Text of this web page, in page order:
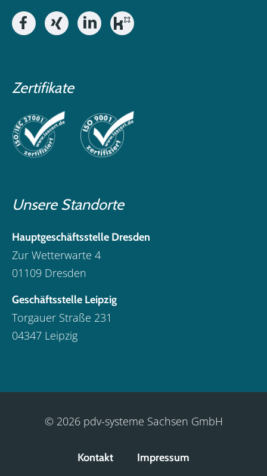
Zertifikate
Unsere Standorte
Hauptgeschäftsstelle Dresden
Zur Wetterwarte 4
01109 Dresden
Geschäftsstelle Leipzig
Torgauer Straße 231
04347 Leipzig
© 2026 pdv-systeme Sachsen GmbH
Kontakt Impressum